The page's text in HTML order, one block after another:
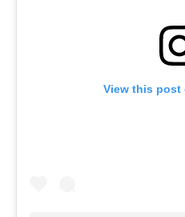
View this post